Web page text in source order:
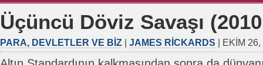
Üçüncü Döviz Savaşı
PARA, DEVLETLER VE BIZ | JAMES RICKARDS | EKIM